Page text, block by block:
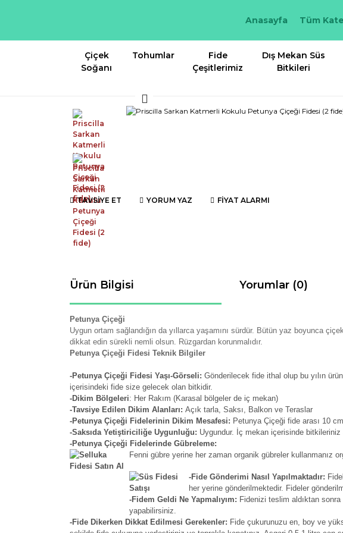
Anasayfa Tüm
Çiçek
Soğanı
Tohumlar
Fide
Çeşitlerimiz
Dış Mekan Süs
Bitkileri
TAVSİYE ET YORUM YAZ FİYAT ALARMI
Ürün Bilgisi Yorumlar (0)
Petunya Çiçeği
Uygun ortam sağlandığın da yıllarca yaşamını sürdür. Bütün yaz boyunca
dikkat edin sürekli nemli olsun. Rüzgardan korunmalıdır.
Petunya Çiçeği Fidesi Teknik Bilgiler
-Petunya Çiçeği Fidesi Yaşı-Görseli: Gönderilecek fide ithal olup bu yılın
içerisindeki fide size gelecek olan bitkidir.
-Dikim Bölgeleri: Her Rakım (Karasal bölgeler de iç mekan)
-Tavsiye Edilen Dikim Alanları: Açık tarla, Saksı, Balkon ve Teraslar
-Petunya Çiçeği Fidelerinin Dikim Mesafesi: Petunya Çiçeği fide arası 10
-Saksıda Yetiştiriciliğe Uygunluğu: Uygundur. İç mekan içerisinde
-Petunya Çiçeği Fidelerinde Gübreleme:
Fenni gübre yerine her zaman organik gübreler kullanmanız
-Fide Gönderimi Nasıl Yapılmaktadır:
her yerine gönderilmektedir. Fideler
-Fidem Geldi Ne Yapmalıyım: Fidenizi teslim aldıktan
yapabilirsiniz.
-Fide Dikerken Dikkat Edilmesi Gerekenler: Fide çukurunuzu en, boy ve